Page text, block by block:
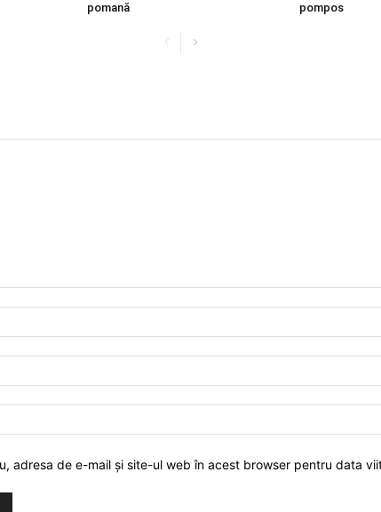
pomană
pompos
adresa de e-mail și site-ul web în acest browser pentru data